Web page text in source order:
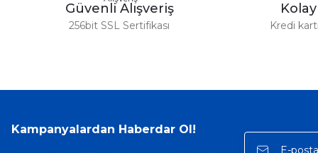
Güvenli Alışveriş
256bit SSL Sertifikası Kredi
Kampanyalardan Haberdar Ol!